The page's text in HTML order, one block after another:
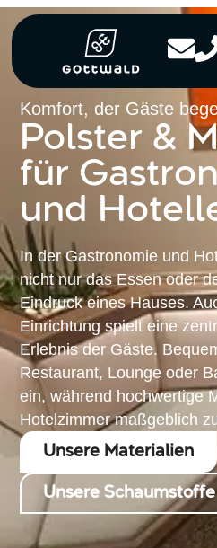
Komfort, der Gäste
Polster &
für
und
In der Gastronomie und
nicht nur das Essen oder
Eindruck eines Hauses.
Einrichtung spielt eine
Erlebnis der Gäste.
Restaurant, Lounge oder
ein, während hochwertige
Hotelzimmer maßgeblich
Unsere Materialien
Unsere Schaumstoffe